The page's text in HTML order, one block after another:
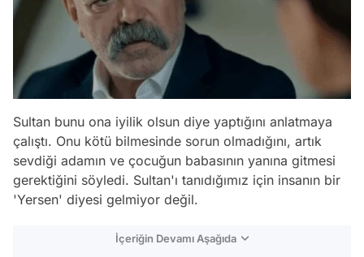
Sultan bunu ona iyilik olsun diye yaptığını anlatmaya
çalıştı. Onu kötü bilmesinde sorun olmadığını, artık
sevdiği adamın ve çocuğun babasının yanına gitmesi
gerektiğini söyledi. Sultan'ı tanıdığımız için insanın bir
'Yersen' diyesi gelmiyor değil.
İçeriğin Devamı Aşağıda